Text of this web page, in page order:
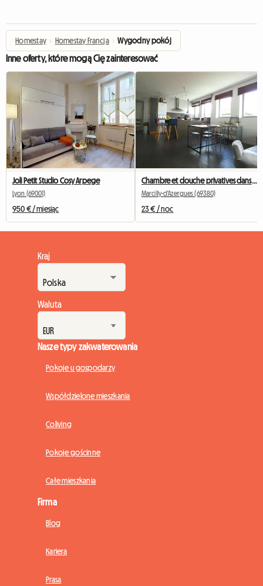
Homestay › Homestay Francja › Wygodny pokój
Inne oferty, które mogą Cię zainteresować
Joli Petit Studio Cosy Arpege
Lyon (69001)
950 € / miesiąc
Chambre et douche privatives dans loft avec terrasse 40 m2
Marcilly-d'Azergues (69380)
23 € / noc
Kraj
Waluta
Nasze typy zakwaterowania
Pokoje u gospodarzy
Współdzielone mieszkania
Coliving
Pokoje gościnne
Całe mieszkania
Firma
Blog
Kariera
Prasa